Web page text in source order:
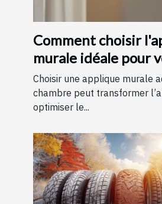
Comment choisir
murale idéale pour
chambre
Choisir une applique murale
chambre peut transformer
optimiser le...